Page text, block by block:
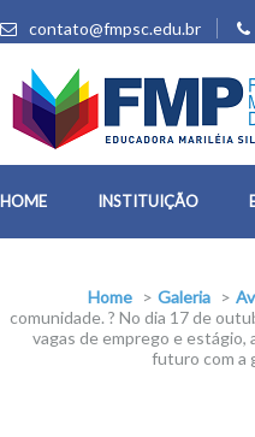
contato@fmpsc.edu.br
HOME INSTITUIÇÃO
Home > Galeria >
comunidade. ? No dia 17 de
vagas de emprego e estágio,
futuro com a